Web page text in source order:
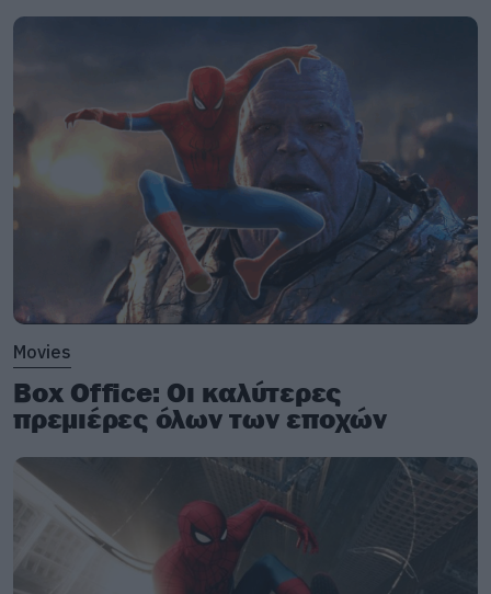
Movies
Box Office: Οι καλύτερες
πρεμιέρες όλων των εποχών